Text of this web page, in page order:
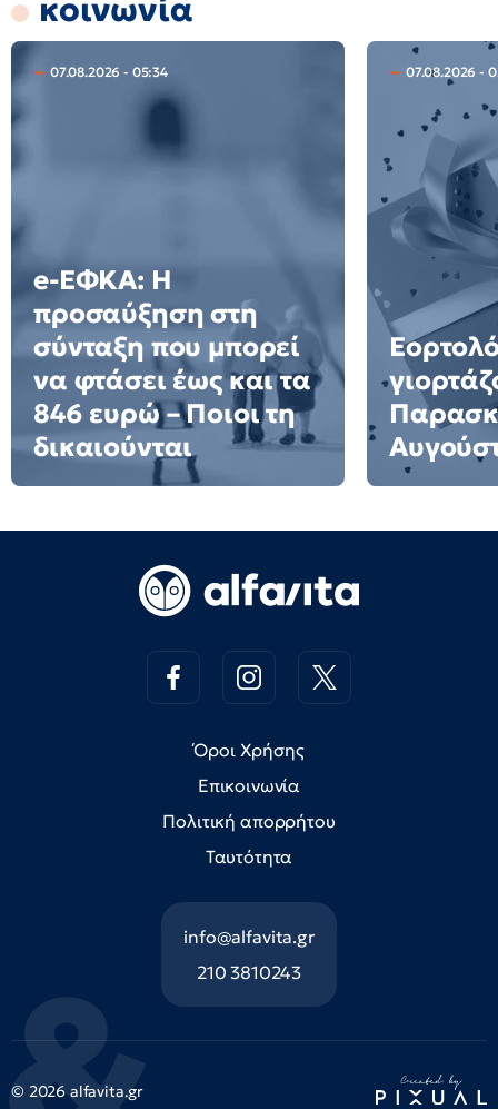
κοινωνία
07.08.2026 - 05:34
e-ΕΦΚΑ: Η
προσαύξηση στη
σύνταξη που μπορεί
να φτάσει έως και τα
846 ευρώ – Ποιοι τη
δικαιούνται
07.08.2026 -
Όροι Χρήσης
Επικοινωνία
Πολιτική απορρήτου
Ταυτότητα
info@alfavita.gr
210 3810243
© 2026 alfavita.gr